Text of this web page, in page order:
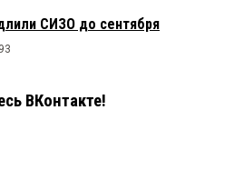
СИЗО до сентября
ВКонтакте!